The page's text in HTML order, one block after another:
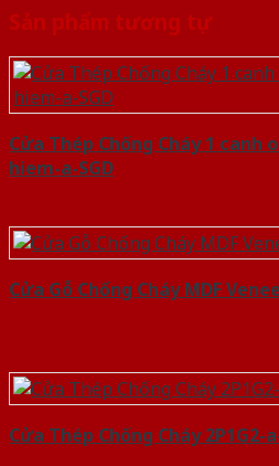
Sản phẩm tương tự
Cửa Thép Chống Cháy 1
hiem-a-SGD
Cửa Gỗ Chống Cháy MDF
Cửa Thép Chống Cháy 2P1G2-